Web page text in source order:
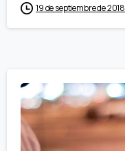
19 de septiembre de 2018